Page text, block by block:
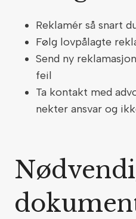
Reklamér så snart
Følg lovpålagte
Send ny
feil
Ta kontakt med
nekter ansvar og